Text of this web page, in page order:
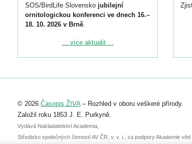
SOS/BirdLife Slovensko jubilejní
ornitologickou konferenci ve dnech 16.–
18. 10. 2026 v Brně.
Podrobnější informace ke konferenci
Registrovat se můžete do 6. září.
abstraktu přihlášené přednášky nebo
posteru je už 30. června.
... více aktualit ...
© 2026 Časopis ŽIVA– Rozhled v oboru veškeré přírody.
Založil roku 1853 J. E. Purkyně.
Vydává Nakladatelství Academia,
Středisko společných činností AV ČR, v. v. i., za podpory Akademie věd